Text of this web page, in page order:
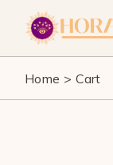
content
Home Cart